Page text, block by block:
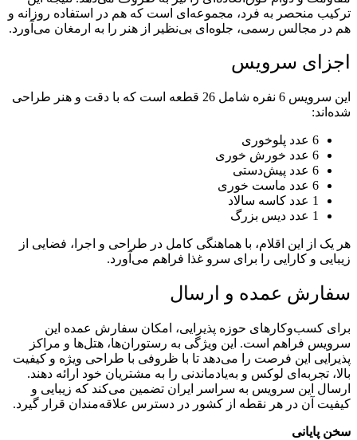
ترکیب منحصر به فرد، مجموعه‌ای است که هم در استفاده روزانه و
هم در مجالس رسمی، جلوه‌ای بی‌نظیر از هنر را به ارمغان می‌آورد.
اجزای سرویس
این سرویس 6 نفره شامل 26 قطعه است که با دقت و هنر طراحی
شده‌اند:
6 عدد پلوخوری
6 عدد خورش خوری
6 عدد پیش‌دستی
6 عدد ماست خوری
1 عدد کاسه سالاد
1 عدد دیس بزرگ
هر یک از این اقلام، با هماهنگی کامل در طراحی و اجرا، فضایی از
زیبایی و کارایی را برای سرو غذا فراهم می‌آورد.
سفارش عمده و ارسال
برای کسب‌وکارهای حوزه پذیرایی، امکان سفارش عمده این
سرویس فراهم است. این ویژگی به رستوران‌ها، هتل‌ها و مراکز
پذیرایی این فرصت را می‌دهد تا با ظروفی با طراحی ویژه و کیفیت
بالا، تجربه‌ای لوکس و به‌یادماندنی را به مشتریان خود ارائه دهند.
ارسال این سرویس به سراسر ایران تضمین می‌کند که زیبایی و
کیفیت آن در هر نقطه از کشور در دسترس علاقه‌مندان قرار گیرد.
سخن پایانی